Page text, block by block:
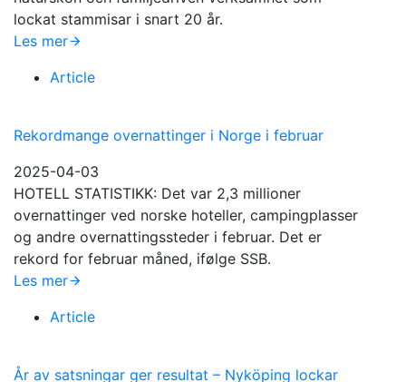
lockat stammisar i snart 20 år.
Les mer
Article
Rekordmange overnattinger i Norge i februar
2025-04-03
HOTELL STATISTIKK: Det var 2,3 millioner
overnattinger ved norske hoteller, campingplasser
og andre overnattingssteder i februar. Det er
rekord for februar måned, ifølge SSB.
Les mer
Article
År av satsningar ger resultat – Nyköping lockar